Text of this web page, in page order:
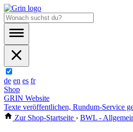
de en es fr
Shop
GRIN Website
Texte veröffentlichen, Rundum-Service
Zur Shop-Startseite › BWL -